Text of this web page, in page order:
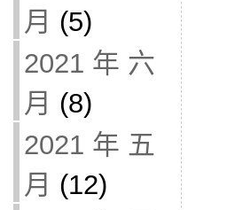
月 (5)
2021 年 六
月 (8)
2021 年 五
月 (12)